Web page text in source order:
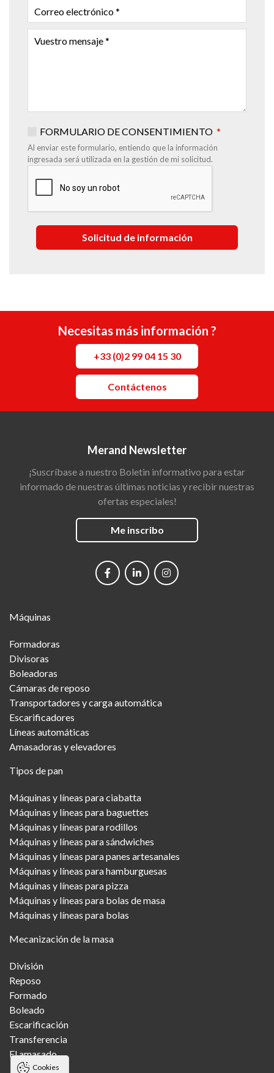
CORREO
ELECTRÓNICO
VUESTRO
FORMULARIO DE CONSENTIMIENTO
Al enviar este formulario, entiendo que la información
ingresada será utilizada en la gestión de mi solicitud.
Necesitas más información ?
+33 (0)2 99 04 15 30
Contáctenos
Merand Newsletter
¡Suscríbase a nuestro Boletin informativo para estar
informado de nuestras últimas noticias y recibir nuestras
ofertas especiales!
Me inscribo
Menu
Máquinas
Formadoras
Divisoras
Boleadoras
Cámaras de reposo
Transportadores y carga automática
Escarificadores
Líneas automáticas
Amasadoras y elevadores
Tipos de pan
Máquinas y líneas para ciabatta
Máquinas y líneas para baguettes
Máquinas y líneas para rodillos
Máquinas y líneas para sándwiches
Máquinas y líneas para panes artesanales
Máquinas y líneas para hamburguesas
Máquinas y líneas para pizza
Máquinas y líneas para bolas de masa
Máquinas y líneas para bolas
Mecanización de la masa
División
Reposo
Formado
Boleado
Escarificación
Transferencia
El amasado
Cookies